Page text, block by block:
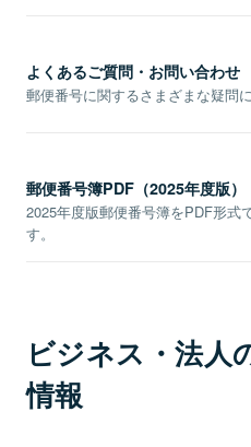
よくあるご質問・お問い合わせ
郵便番号に関するさまざまな疑問
郵便番号簿PDF（2025年度版）
2025年度版郵便番号簿をPDF形式
す。
ビジネス・法人
情報